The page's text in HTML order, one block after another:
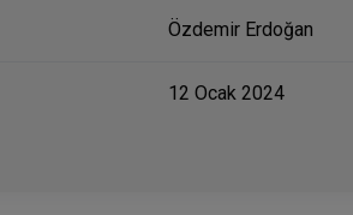
Özdemir Erdoğan
12 Ocak 2024